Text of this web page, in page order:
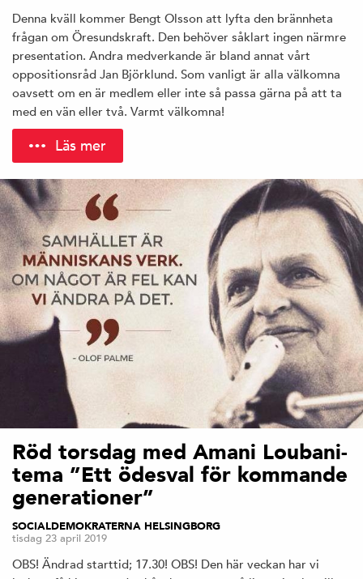
Denna kväll kommer Bengt Olsson att lyfta den brännheta
frågan om Öresundskraft. Den behöver såklart ingen närmre
presentation. Andra medverkande är bland annat vårt
oppositionsråd Jan Björklund. Som vanligt är alla välkomna
oavsett om en är medlem eller inte så passa gärna på att ta
med en vän eller två. Varmt välkomna!
Läs mer
Röd torsdag med Amani Loubani-
tema ”Ett ödesval för kommande
generationer”
SOCIALDEMOKRATERNA HELSINGBORG
tisdag 23 april 2019
OBS! Ändrad starttid; 17.30! OBS! Den här veckan har vi